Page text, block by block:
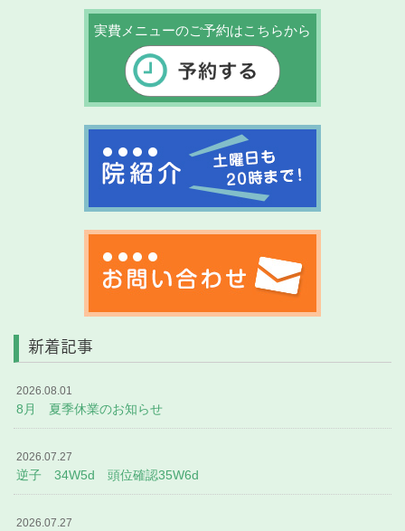
実費メニューのご予約はこちらから
新着記事
2026.08.01
8月 夏季休業のお知らせ
2026.07.27
逆子 34W5d 頭位確認35W6d
2026.07.27